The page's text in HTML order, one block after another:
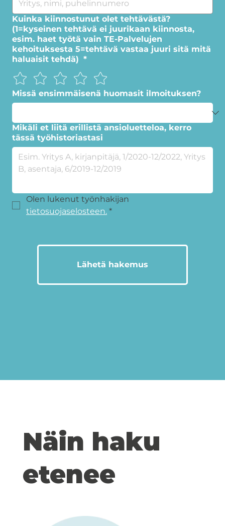
Kuinka kiinnostunut olet tehtävästä?
(1=kyseinen tehtävä ei juurikaan kiinnosta,
esim. haet työtä vain TE-Palvelujen
kehoituksesta 5=tehtävä vastaa juuri sitä mitä
haluaisit tehdä) *
Missä ensimmäisenä huomasit ilmoituksen?
Mikäli et liitä erillistä ansioluetteloa, kerro
tässä työhistoriastasi
tietosuojaselosteen. *
Lähetä hakemus
Näin haku
etenee